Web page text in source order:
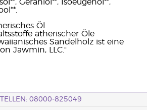
Geraniol**, Isoeugenol**,
Öl
ätherischer Öle
Sandelholz ist eine
Jawmin, LLC."
08000-825049